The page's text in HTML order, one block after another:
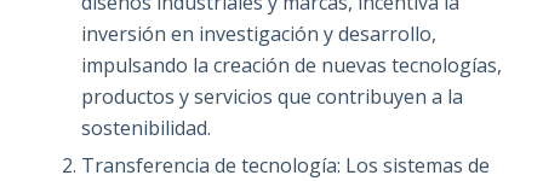
inversión en investigación y desarrollo,
impulsando la creación de nuevas tecnologías,
productos y servicios que contribuyen a la
sostenibilidad.
Transferencia de tecnología: Los sistemas de